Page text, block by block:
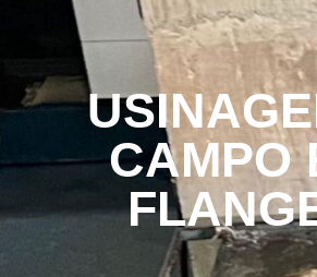
CAMPO